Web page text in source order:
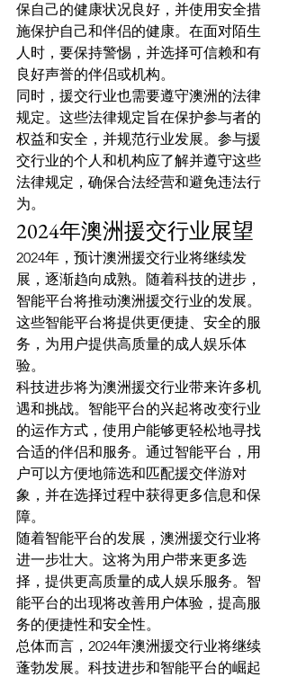
保自己的健康状况良好，并使用安全措
施保护自己和伴侣的健康。在面对陌生
人时，要保持警惕，并选择可信赖和有
良好声誉的伴侣或机构。
同时，援交行业也需要遵守澳洲的法律
规定。这些法律规定旨在保护参与者的
权益和安全，并规范行业发展。参与援
交行业的个人和机构应了解并遵守这些
法律规定，确保合法经营和避免违法行
为。
2024年澳洲援交行业展望
2024年，预计澳洲援交行业将继续发
展，逐渐趋向成熟。随着科技的进步，
智能平台将推动澳洲援交行业的发展。
这些智能平台将提供更便捷、安全的服
务，为用户提供高质量的成人娱乐体
验。
科技进步将为澳洲援交行业带来许多机
遇和挑战。智能平台的兴起将改变行业
的运作方式，使用户能够更轻松地寻找
合适的伴侣和服务。通过智能平台，用
户可以方便地筛选和匹配援交伴游对
象，并在选择过程中获得更多信息和保
障。
随着智能平台的发展，澳洲援交行业将
进一步壮大。这将为用户带来更多选
择，提供更高质量的成人娱乐服务。智
能平台的出现将改善用户体验，提高服
务的便捷性和安全性。
总体而言，2024年澳洲援交行业将继续
蓬勃发展。科技进步和智能平台的崛起